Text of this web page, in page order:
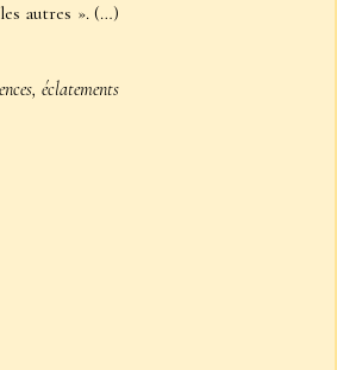
autres ». (…)
éclatements